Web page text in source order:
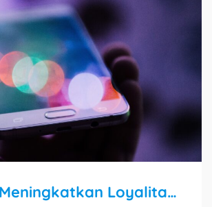
Strategi Meningkatkan Loyalitas Pelanggan Online